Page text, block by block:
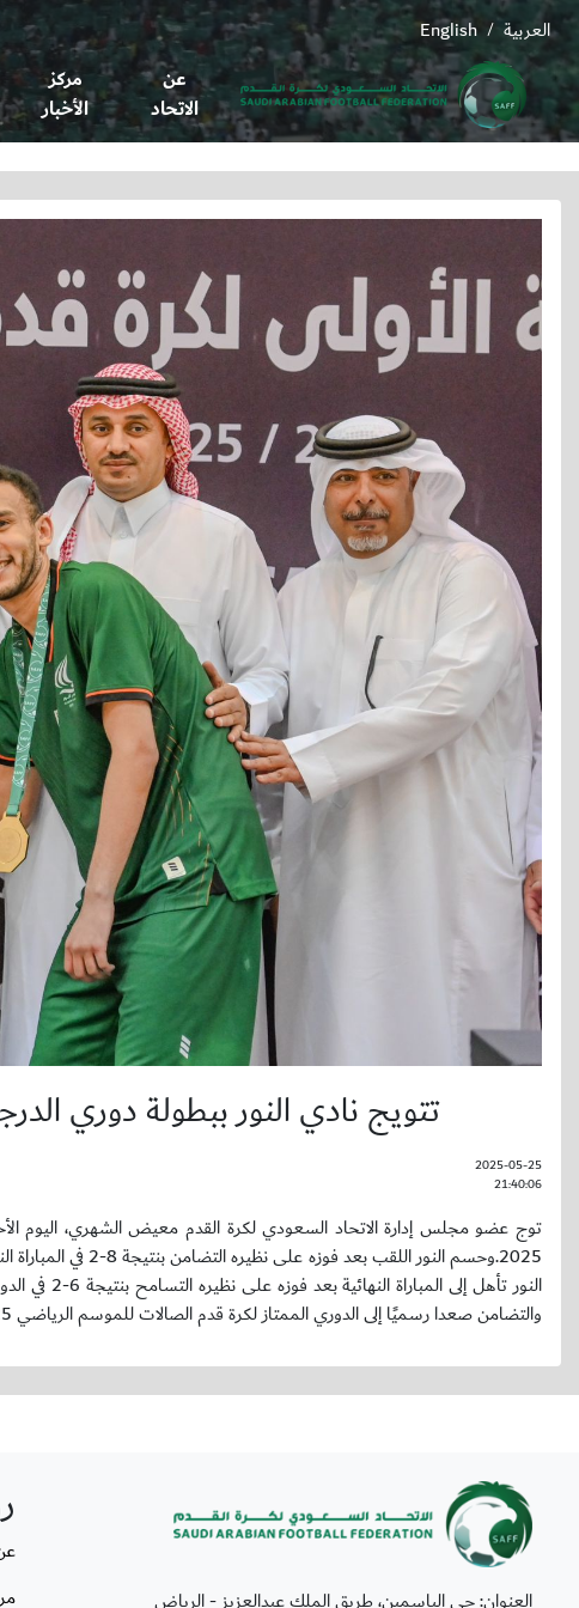
English / العربية
عن
الاتحاد
مركز
الأخبار
تتويج نادي النور ببطولة دوري الدرجة
2025-05-25
21:40:06
2025. وحسم النور
والتضامن صعدا رسميًا إلى الدوري الممتاز لكرة قدم الصالات للموسم الرياضي 2025-2026.
العنوان: حي الياسمين، طريق الملك عبدالعزيز - الرياض